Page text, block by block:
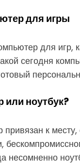
для игры
для игр,
сегодня
ноутбук?
к
несомненно